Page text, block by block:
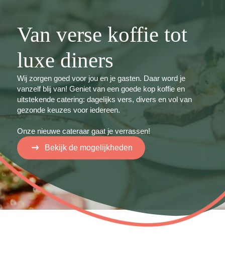
Van verse koffie tot
luxe diners
Wij zorgen goed voor jou en je gasten. Daar word je
vanzelf blij van! Geniet van een goede kop koffie en
uitstekende catering: dagelijks vers, divers en vol van
gezonde keuzes voor iedereen.
Onze nieuwe cateraar gaat je verrassen!
Bekijk de mogelijkheden